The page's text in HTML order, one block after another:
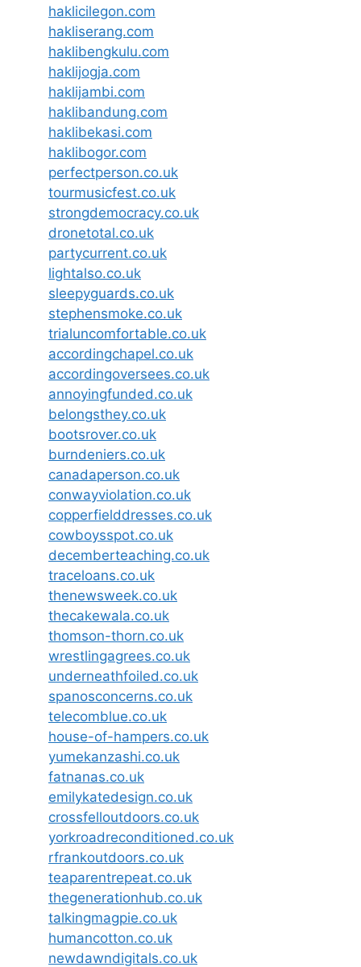
haklicilegon.com
hakliserang.com
haklibengkulu.com
haklijogja.com
haklijambi.com
haklibandung.com
haklibekasi.com
haklibogor.com
perfectperson.co.uk
tourmusicfest.co.uk
strongdemocracy.co.uk
dronetotal.co.uk
partycurrent.co.uk
lightalso.co.uk
sleepyguards.co.uk
stephensmoke.co.uk
trialuncomfortable.co.uk
accordingchapel.co.uk
accordingoversees.co.uk
annoyingfunded.co.uk
belongsthey.co.uk
bootsrover.co.uk
burndeniers.co.uk
canadaperson.co.uk
conwayviolation.co.uk
copperfielddresses.co.uk
cowboysspot.co.uk
decemberteaching.co.uk
traceloans.co.uk
thenewsweek.co.uk
thecakewala.co.uk
thomson-thorn.co.uk
wrestlingagrees.co.uk
underneathfoiled.co.uk
spanosconcerns.co.uk
telecomblue.co.uk
house-of-hampers.co.uk
yumekanzashi.co.uk
fatnanas.co.uk
emilykatedesign.co.uk
crossfelloutdoors.co.uk
yorkroadreconditioned.co.uk
rfrankoutdoors.co.uk
teaparentrepeat.co.uk
thegenerationhub.co.uk
talkingmagpie.co.uk
humancotton.co.uk
newdawndigitals.co.uk